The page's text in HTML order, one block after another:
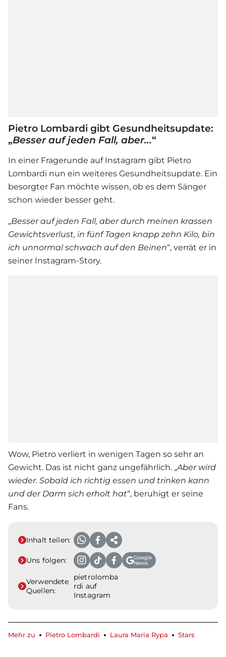
Pietro Lombardi gibt Gesundheitsupdate:
„Besser auf jeden Fall, aber...“
In einer Fragerunde auf Instagram gibt Pietro
Lombardi nun ein weiteres Gesundheitsupdate. Ein
besorgter Fan möchte wissen, ob es dem Sänger
schon wieder besser geht.
„Besser auf jeden Fall, aber durch meinen krassen
Gewichtsverlust, in fünf Tagen knapp zehn Kilo, bin
ich unnormal schwach auf den Beinen“, verrät er in
seiner Instagram-Story.
Wow, Pietro verliert in wenigen Tagen so sehr an
Gewicht. Das ist nicht ganz ungefährlich. „Aber wird
wieder. Sobald ich richtig essen und trinken kann
und der Darm sich erholt hat“, beruhigt er seine
Fans.
Inhalt teilen:
Uns folgen:
Google
News
Verwendete
Quellen:
pietrolomba
rdi auf
Instagram
Mehr zu Pietro Lombardi Laura Maria Rypa Stars